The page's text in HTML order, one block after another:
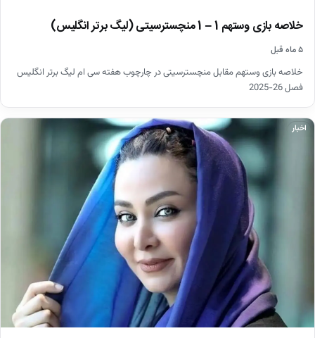
خلاصه بازی وستهم 1 – 1 منچسترسیتی (لیگ برتر انگلیس)
۵ ماه قبل
خلاصه بازی وستهم مقابل منچسترسیتی در چارچوب هفته سی ام لیگ برتر انگلیس
فصل 26-2025
اخبار